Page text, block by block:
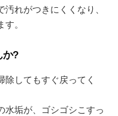
れがつきにくくなり、
。
か?
してもすぐ戻ってく
垢が、ゴシゴシこすっ